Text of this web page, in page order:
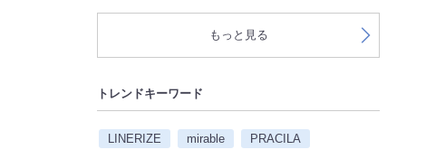
もっと見る
トレンドキーワード
LINERIZE mirable PRACILA